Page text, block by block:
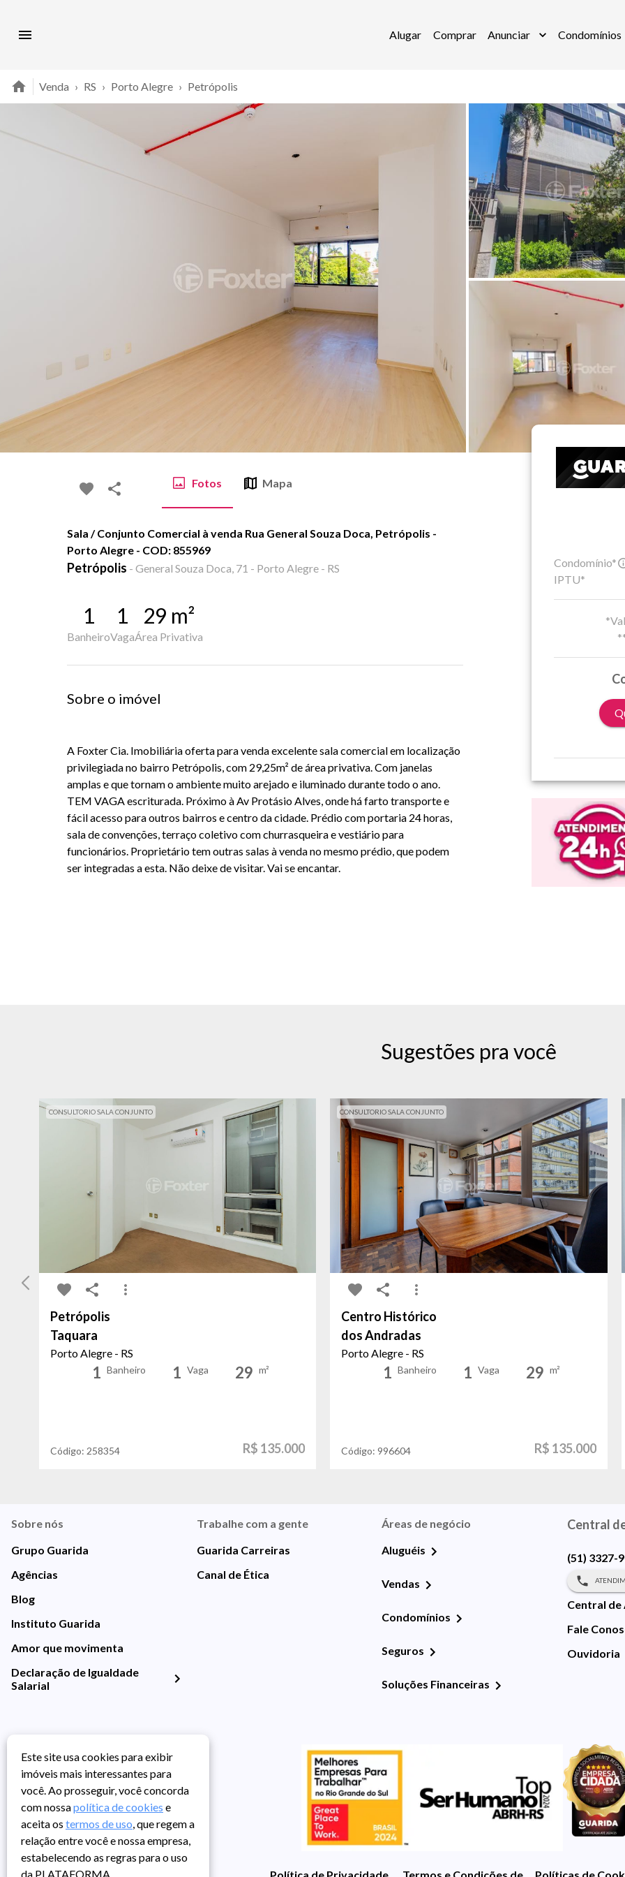
Alugar Comprar Anunciar Condomínios
Venda › RS › Porto Alegre › Petrópolis
Fotos Mapa
Sala / Conjunto Comercial à venda Rua General Souza Doca, Petrópolis -
Porto Alegre - COD: 855969
Petrópolis - General Souza Doca, 71 - Porto Alegre - RS
1
Banheiro
1
Vaga
29 m²
Área Privativa
Sobre o imóvel
A Foxter Cia. Imobiliária oferta para venda excelente sala comercial em localização
privilegiada no bairro Petrópolis, com 29,25m² de área privativa. Com janelas
amplas e que tornam o ambiente muito arejado e iluminado durante todo o ano.
TEM VAGA escriturada. Próximo à Av Protásio Alves, onde há farto transporte e
fácil acesso para outros bairros e centro da cidade. Prédio com portaria 24 horas,
sala de convenções, terraço coletivo com churrasqueira e vestiário para
funcionários. Proprietário tem outras salas à venda no mesmo prédio, que podem
ser integradas a esta. Não deixe de visitar. Vai se encantar.
Condomínio*
IPTU*
Sugestões pra você
CONSULTORIO SALA CONJUNTO
Petrópolis
Taquara
Porto Alegre - RS
1 Banheiro 1 Vaga 29 m²
Código: 258354 R$ 135.000
CONSULTORIO SALA CONJUNTO
Centro Histórico
dos Andradas
Porto Alegre - RS
1 Banheiro 1 Vaga 29 m²
Código:996604 R$ 135.000
Sobre nós
Grupo Guarida
Agências
Blog
Instituto Guarida
Amor que movimenta
Declaração de Igualdade
Salarial
Trabalhe com a gente
Guarida Carreiras
Canal de Ética
Áreas de negócio
Aluguéis
Vendas
Condomínios
Seguros
Soluções Financeiras
Central
(51) 3327-
Central de
Fale
Ouvidoria
Política de Privacidade Termos e Condições de UsoPolíticas de
Este site usa cookies para exibir
imóveis mais interessantes para
você. Ao prosseguir, você concorda
com nossapolítica de cookies e
aceita os termos de uso, que regem a
relação entre você e nossa empresa,
estabelecendo as regras para o uso
da PLATAFORMA.